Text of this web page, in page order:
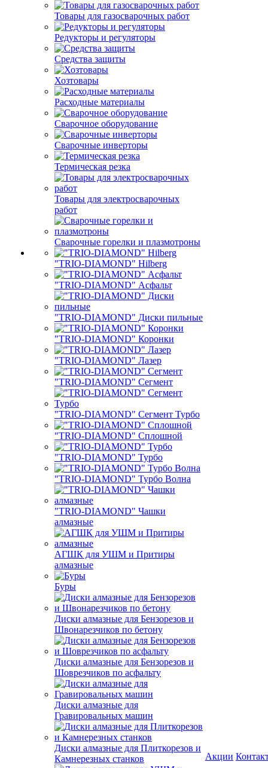
Товары для газосварочных работ
Редукторы и регуляторы
Средства защиты
Хозтовары
Расходные материалы
Сварочное оборудование
Сварочные инверторы
Термическая резка
Товары для электросварочных
работ
Сварочные горелки и плазмотроны
"TRIO-DIAMOND" Hilberg
"TRIO-DIAMOND" Асфальт
"TRIO-DIAMOND" Диски пильные
"TRIO-DIAMOND" Коронки
"TRIO-DIAMOND" Лазер
"TRIO-DIAMOND" Сегмент
"TRIO-DIAMOND" Сегмент Турбо
"TRIO-DIAMOND" Сплошной
"TRIO-DIAMOND" Турбо
"TRIO-DIAMOND" Турбо Волна
"TRIO-DIAMOND" Чашки
алмазные
АГШК для УШМ и Притиры
алмазные
Буры
Диски алмазные для Бензорезов и
Швонарезчиков по бетону
Диски алмазные для Бензорезов и
Шоврезчиков по асфальту
Диски алмазные для
Гравировальных машин
Диски алмазные для Плиткорезов и
Камнерезных станков
Акции